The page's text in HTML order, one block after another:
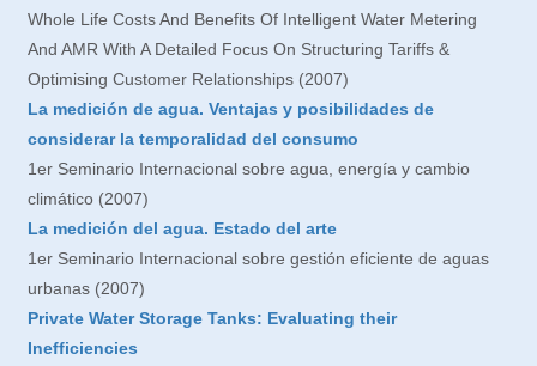
Whole Life Costs And Benefits Of Intelligent Water Metering
And AMR With A Detailed Focus On Structuring Tariffs &
Optimising Customer Relationships (2007)
La medición de agua. Ventajas y posibilidades de
considerar la temporalidad del consumo
1er Seminario Internacional sobre agua, energía y cambio
climático (2007)
La medición del agua. Estado del arte
1er Seminario Internacional sobre gestión eficiente de aguas
urbanas (2007)
Private Water Storage Tanks: Evaluating their
Inefficiencies